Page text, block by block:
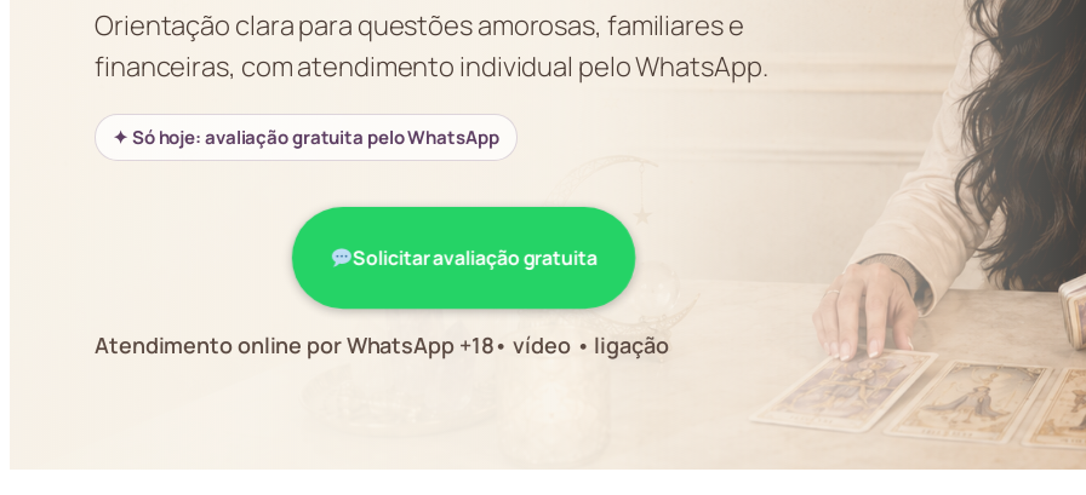
Orientação clara para questões amorosas, familiares e
financeiras, com atendimento individual pelo WhatsApp.
✦ Só hoje: avaliação gratuita pelo WhatsApp
Solicitar avaliação gratuita
Atendimento online por WhatsApp +18• vídeo • ligação